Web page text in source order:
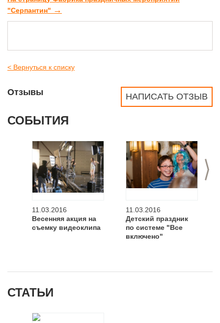
"Серпантин" →
< Вернуться к списку
НАПИСАТЬ ОТЗЫВ
Отзывы
СОБЫТИЯ
>
11.03.2016
Весенняя акция на
съемку видеоклипа
11.03.2016
Детский праздник
по системе "Все
включено"
СТАТЬИ